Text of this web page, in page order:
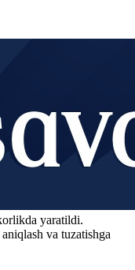
yaratildi.
va tuzatishga